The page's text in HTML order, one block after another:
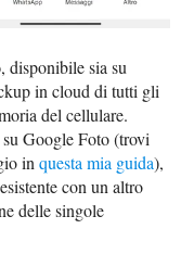
, disponibile sia su
in cloud di tutti gli
del cellulare.
Google Foto (trovi
inquesta mia guida),
con un altro
delle singole